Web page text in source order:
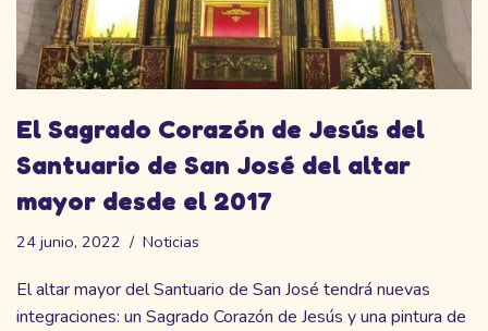
El Sagrado Corazón de Jesús del
Santuario de San José del altar
mayor desde el 2017
24 junio, 2022 Noticias
El altar mayor del Santuario de San José tendrá nuevas
integraciones: un Sagrado Corazón de Jesús y una pintura de